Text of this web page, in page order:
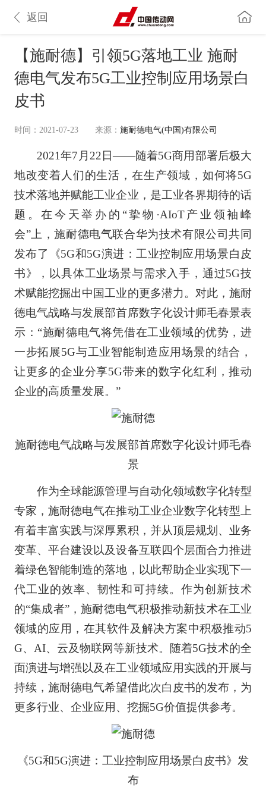
返回
【施耐德】引领5G落地工业 施耐
德电气发布5G工业控制应用场景白
皮书
时间：2021-07-23 来源： 施耐德电气(中国)有限公司
2021年7月22日——随着5G商用部署后极大
地改变着人们的生活，在生产领域，如何将5G
技术落地并赋能工业企业，是工业各界期待的话
题。在今天举办的“挚物·AIoT产业领袖峰
会”上，施耐德电气联合华为技术有限公司共同
发布了《5G和5G演进：工业控制应用场景白皮
书》，以具体工业场景与需求入手，通过5G技
术赋能挖掘出中国工业的更多潜力。对此，施耐
德电气战略与发展部首席数字化设计师毛春景表
示：“施耐德电气将凭借在工业领域的优势，进
一步拓展5G与工业智能制造应用场景的结合，
让更多的企业分享5G带来的数字化红利，推动
企业的高质量发展。”
施耐德电气战略与发展部首席数字化设计师毛春
景
作为全球能源管理与自动化领域数字化转型
专家，施耐德电气在推动工业企业数字化转型上
有着丰富实践与深厚累积，并从顶层规划、业务
变革、平台建设以及设备互联四个层面合力推进
着绿色智能制造的落地，以此帮助企业实现下一
代工业的效率、韧性和可持续。作为创新技术
的“集成者”，施耐德电气积极推动新技术在工业
领域的应用，在其软件及解决方案中积极推动5
G、AI、云及物联网等新技术。随着5G技术的全
面演进与增强以及在工业领域应用实践的开展与
持续，施耐德电气希望借此次白皮书的发布，为
更多行业、企业应用、挖掘5G价值提供参考。
《5G和5G演进：工业控制应用场景白皮书》发
布